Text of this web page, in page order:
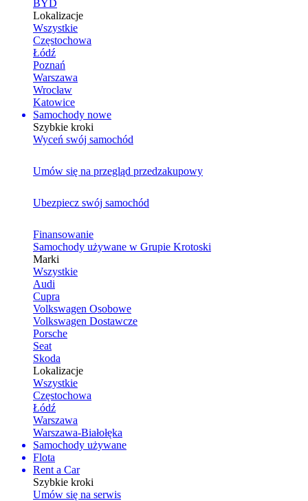
BYD
Lokalizacje
Wszystkie
Częstochowa
Łódź
Poznań
Warszawa
Wrocław
Katowice
Samochody nowe
Szybkie kroki
Wyceń swój samochód
Umów się na przegląd przedzakupowy
Ubezpiecz swój samochód
Finansowanie
Samochody używane w Grupie Krotoski
Marki
Wszystkie
Audi
Cupra
Volkswagen Osobowe
Volkswagen Dostawcze
Porsche
Seat
Skoda
Lokalizacje
Wszystkie
Częstochowa
Łódź
Warszawa
Warszawa-Białołęka
Samochody używane
Flota
Rent a Car
Szybkie kroki
Umów się na serwis